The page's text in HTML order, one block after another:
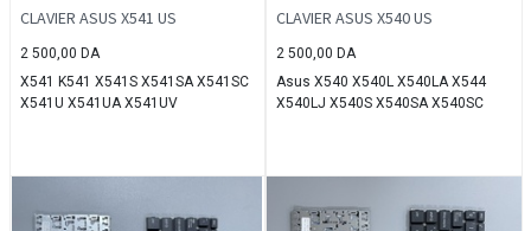
CLAVIER ASUS X541 US
2 500,00 DA
X541 K541 X541S X541SA X541SC
X541U X541UA X541UV
CLAVIER ASUS X540 US
2 500,00 DA
Asus X540 X540L X540LA X544
X540LJ X540S X540SA X540SC